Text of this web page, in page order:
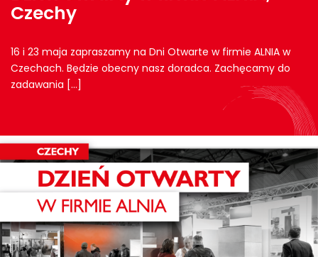
Czechy
16 i 23 maja zapraszamy na Dni Otwarte w firmie ALNIA w
Czechach. Będzie obecny nasz doradca. Zachęcamy do
zadawania […]